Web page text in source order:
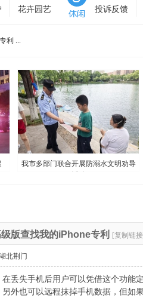
花卉园艺
投诉反馈
利 ...
我市多部门联合开展防溺水文明劝导
版查找我的iPhone专利 [复制链
北荆门
丢失手机后用户可以凭借这个功能
另外也可以远程抹掉手机数据，但